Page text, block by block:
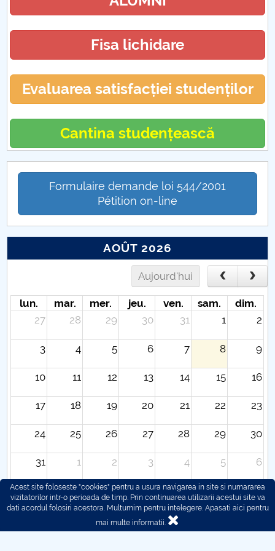
Fisa lichidare
Evaluarea satisfacției studenților
Cantina studențească
Formulaire demande loi 544/2001
Pétition on-line
AOÛT 2026
Aujourd'hui
lun. mar. mer. jeu. ven. sam.
dim.
27
28 29 30 31 1 2
3 4 5 6 7 8 9
10 11 12 13 14 15 16
17 18 19 20 21 22 23
24 25 26 27 28 29 30
31 1 2 3 4 5 6
Acest site foloseste "cookies" pentru a usura navigarea in site si numararea
vizitatorilor intr-o perioada de timp. Prin continuarea utilizarii acestui site va
dati acordul folosiri acestora. Multumim pentru intelegere. Apasati aici pentru
mai multe informatii.